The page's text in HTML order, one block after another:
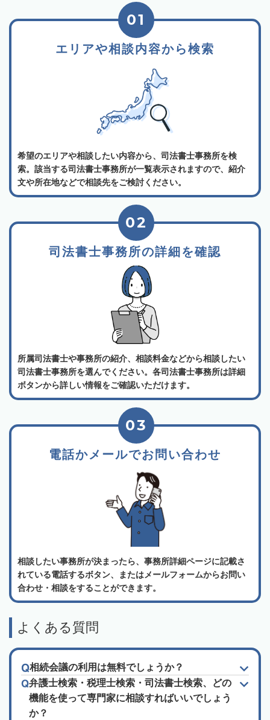
エリアや相談内容から検索
01
希望のエリアや相談したい内容から、司法書士事務所を検
索。該当する司法書士事務所が一覧表示されますので、紹介
文や所在地などで相談先をご検討ください。
司法書士事務所の詳細を確認
02
所属司法書士や事務所の紹介、相談料金などから相談したい
司法書士事務所を選んでください。各司法書士事務所は詳細
ボタンから詳しい情報をご確認いただけます。
電話かメールでお問い合わせ
03
相談したい事務所が決まったら、事務所詳細ページに記載さ
れている電話するボタン、またはメールフォームからお問い
合わせ・相談をすることができます。
よくある質問
相続会議の利用は無料でしょうか？
弁護士検索・税理士検索・司法書士検索、どの
機能を使って専門家に相談すればいいでしょう
か？